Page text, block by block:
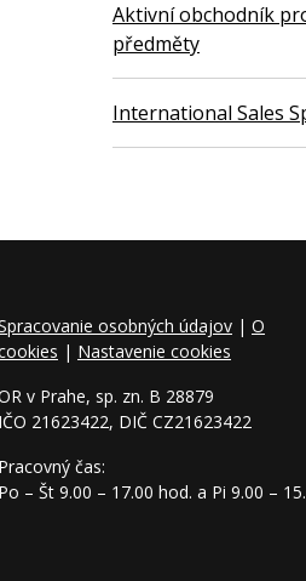
Aktivní obchodník
předměty
International Sales
osobných údajov | O
| Nastavenie cookies
v Prahe, sp. zn. B 28879
IČO 21623422, DIČ CZ21623422
Pracovný čas:
Po – Št 9.00 – 17.00 hod. a Pi 9.00 –